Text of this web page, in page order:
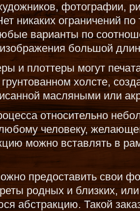
фотографии,
никаких ограничений
варианты по
большой
и плоттеры могут
холсте,
масляными или
относительно
человеку,
можно вставлять в
предоставить свои
родных и близких,
абстракцию. Такой